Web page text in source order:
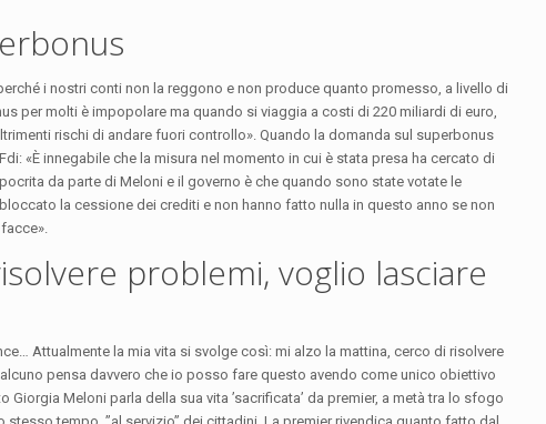
i nostri conti non la reggono e non produce quanto promesso, a livello di
per molti è impopolare ma quando si viaggia a costi di 220 miliardi di euro,
rischi di andare fuori controllo». Quando la domanda sul superbonus
«È innegabile che la misura nel momento in cui è stata presa ha cercato di
da parte di Meloni e il governo è che quando sono state votate le
la cessione dei crediti e non hanno fatto nulla in questo anno se non
problemi, voglio lasciare
Attualmente la mia vita si svolge così: mi alzo la mattina, cerco di risolvere
pensa davvero che io posso fare questo avendo come unico obiettivo
Meloni parla della sua vita ’sacrificata’ da premier, a metà tra lo sfogo